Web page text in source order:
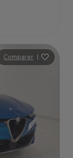
Comparer |